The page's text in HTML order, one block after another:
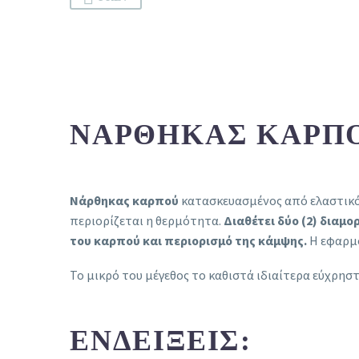
ΝΆΡΘΗΚΑΣ
Νάρθηκας καρπού κατασκευασμένος από
περιορίζεται η θερμότητα. Διαθέτει δύο (2)
του καρπού και περιορισμό της κάμψης. Η
Το μικρό του μέγεθος το καθιστά ιδιαίτερα
ΕΝΔΕΊΞΕΙΣ: